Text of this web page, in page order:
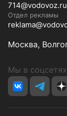
714@vodovoz.ru
Отдел рекламы
Москва,
Мы в соцсетях